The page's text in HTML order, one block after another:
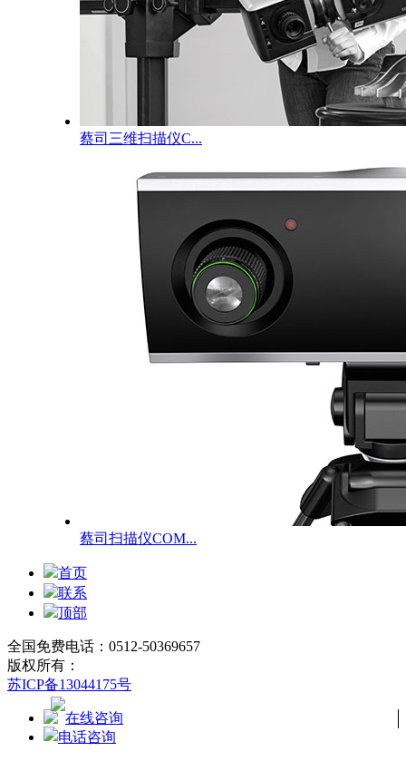
蔡司三维扫描仪C...
蔡司扫描仪COM...
首页
联系
顶部
全国免费电话：0512-50369657
版权所有：
苏ICP备13044175号
在线咨询
电话咨询